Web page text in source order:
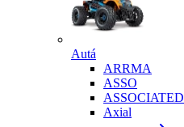
Autá
ARRMA
ASSO
ASSOCIATED
Axial